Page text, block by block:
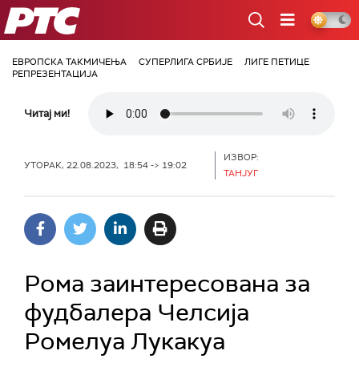
РТС
ЕВРОПСКА ТАКМИЧЕЊА СУПЕРЛИГА СРБИЈЕ
ЛИГЕ ПЕТИЦЕ
РЕПРЕЗЕНТАЦИЈА
Читај ми!
УТОРАК, 22.08.2023, 18:54 -> 19:02
ИЗВОР:
ТАНЈУГ
Рома заинтересована за
фудбалера Челсија
Ромелуа Лукакуа